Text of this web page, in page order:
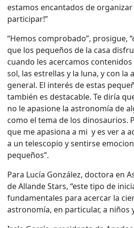
estamos encantados de organizar
participar!”
“Hemos comprobado”, prosigue,
que los pequeños de la casa
cuando les acercamos
sol, las estrellas y la luna, y con la
general. El interés de estas
también es destacable. Te diría
no le apasione la astronomía de
como el tema de los dinosaurios.
que me apasiona a mi y es ver a
a un telescopio y sentirse
pequeños”.
Para Lucía González, doctora en
de Allande Stars, “este tipo de
fundamentales para acercar la
astronomía, en particular, a niños